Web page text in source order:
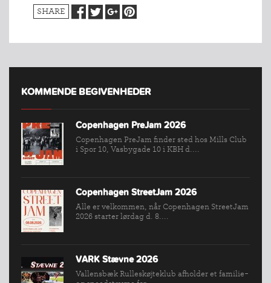
INDMELDELSE
KLUB
SPORTSGRENE
FORBUNDET
VÆRKTØJSKASSEN
KONKURRENCER
SHARE
KOMMENDE BEGIVENHEDER
Copenhagen PreJam 2026
Copenhagen PreJam finder sted hos Mills Club
i Spor 10, Vasbygade 10 i KBH d....
Copenhagen StreetJam 2026
Alle er velkommen, når Copenhagen StreetJam
2026 starter lørdag d. 8....
VARK Stævne 2026
Vallensbæk Rulleskøjteklub afholder et familie-